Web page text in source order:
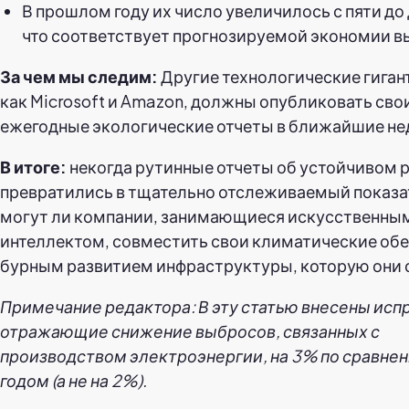
В прошлом году их число увеличилось с пяти до
что соответствует прогнозируемой экономии
За чем мы следим: Другие технологические
как Microsoft и Amazon, должны опубликовать
ежегодные экологические отчеты в ближайшие
В итоге: некогда рутинные отчеты об устойчивом
превратились в тщательно отслеживаемый
могут ли компании, занимающиеся
интеллектом, совместить свои климатические
бурным развитием инфраструктуры, которую они
Примечание редактора: В эту статью внесены
отражающие снижение выбросов, связанных с
производством электроэнергии, на 3% по
годом (а не на 2%).